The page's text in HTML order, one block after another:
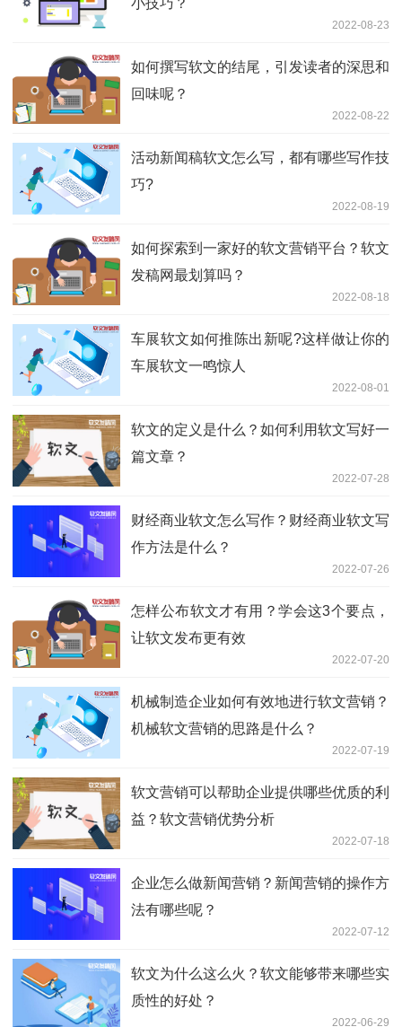
2022-08-23
如何撰写软文的结尾，引发读者的深思和
回味呢？
2022-08-22
活动新闻稿软文怎么写，都有哪些写作技
巧?
2022-08-19
如何探索到一家好的软文营销平台？软文
发稿网最划算吗？
2022-08-18
车展软文如何推陈出新呢?这样做让你的
车展软文一鸣惊人
2022-08-01
软文的定义是什么？如何利用软文写好一
篇文章？
2022-07-28
财经商业软文怎么写作？财经商业软文写
作方法是什么？
2022-07-26
怎样公布软文才有用？学会这3个要点，
让软文发布更有效
2022-07-20
机械制造企业如何有效地进行软文营销？
机械软文营销的思路是什么？
2022-07-19
软文营销可以帮助企业提供哪些优质的利
益？软文营销优势分析
2022-07-18
企业怎么做新闻营销？新闻营销的操作方
法有哪些呢？
2022-07-12
软文为什么这么火？软文能够带来哪些实
质性的好处？
2022-06-29